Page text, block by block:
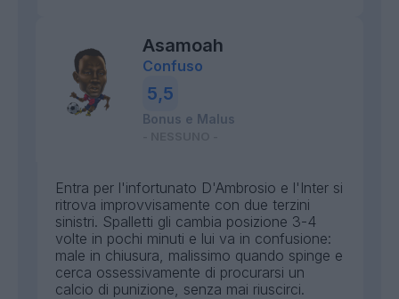
Asamoah
Confuso
5,5
Bonus e Malus
Entra per l'infortunato D'Ambrosio e l'Inter si
ritrova improvvisamente con due terzini
sinistri. Spalletti gli cambia posizione 3-4
volte in pochi minuti e lui va in confusione:
male in chiusura, malissimo quando spinge e
cerca ossessivamente di procurarsi un
calcio di punizione, senza mai riuscirci.